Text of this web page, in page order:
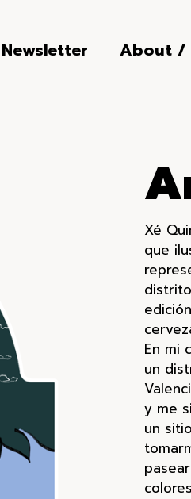
Newsletter About /
Xé
que
En mi
un
y me
un